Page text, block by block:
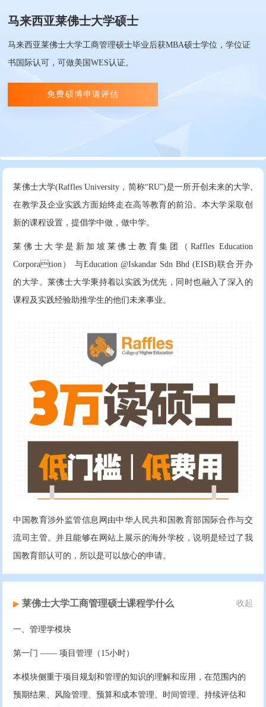
马来西亚莱佛士大学硕士
马来西亚莱佛士大学工商管理硕士毕业后获MBA硕士学位，学位证
书国际认可，可做美国WES认证。
免费硕博申请评估
莱佛士大学(Raffles University，简称“RU”)是一所开创未来的大学,
在教学及企业实践方面始终走在高等教育的前沿。本大学采取创
新的课程设置，提倡学中做，做中学。
莱佛士大学是新加坡莱佛士教育集团（Raffles Education
Corporation） 与Education @Iskandar Sdn Bhd (EISB)联合开办
的大学。莱佛士大学秉持着以实践为优先，同时也融入了深入的
课程及实践经验助推学生的他们未来事业。
中国教育涉外监管信息网由中华人民共和国教育部国际合作与交
流司主管。并且能够在网站上展示的海外学校，说明是经过了我
国教育部认可的，所以是可以放心的申请。
莱佛士大学工商管理硕士课程学什么 收起
一、管理学模块
第一门 —— 项目管理（15小时）
本模块侧重于项目规划和管理的知识的理解和应用，在范围内的
预期结果、风险管理、预算和成本管理、时间管理、持续评估和